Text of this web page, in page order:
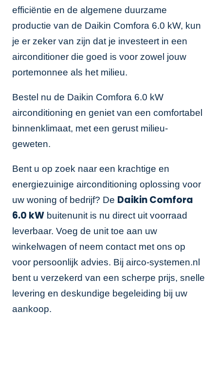
efficiëntie en de algemene duurzame
productie van de Daikin Comfora 6.0 kW, kun
je er zeker van zijn dat je investeert in een
airconditioner die goed is voor zowel jouw
portemonnee als het milieu.
Bestel nu de Daikin Comfora 6.0 kW
airconditioning en geniet van een comfortabel
binnenklimaat, met een gerust milieu-
geweten.
Bent u op zoek naar een krachtige en
energiezuinige airconditioning oplossing voor
uw woning of bedrijf? De Daikin Comfora
6.0 kW buitenunit is nu direct uit voorraad
leverbaar. Voeg de unit toe aan uw
winkelwagen of neem contact met ons op
voor persoonlijk advies. Bij airco-systemen.nl
bent u verzekerd van een scherpe prijs, snelle
levering en deskundige begeleiding bij uw
aankoop.